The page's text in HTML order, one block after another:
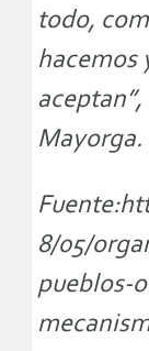
todo,
hacemos
Mayorga.
8/05/
pueblos-